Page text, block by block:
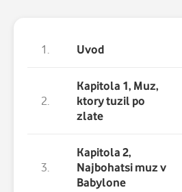
1. Uvod
2.
Kapitola 1, Muz,
ktory tuzil po
zlate
3.
Kapitola 2,
Najbohatsi muz v
Babylone